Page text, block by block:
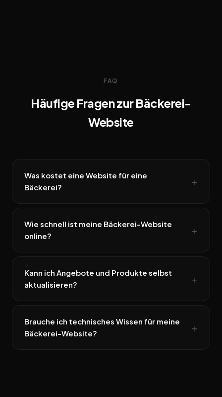
FAQ
Häufige Fragen zur Bäckerei-
Website
Was kostet eine Website für eine
Bäckerei?
Wie schnell ist meine Bäckerei-Website
online?
Kann ich Angebote und Produkte selbst
aktualisieren?
Brauche ich technisches Wissen für meine
Bäckerei-Website?